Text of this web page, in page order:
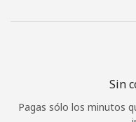
Sin
Pagas sólo los minutos